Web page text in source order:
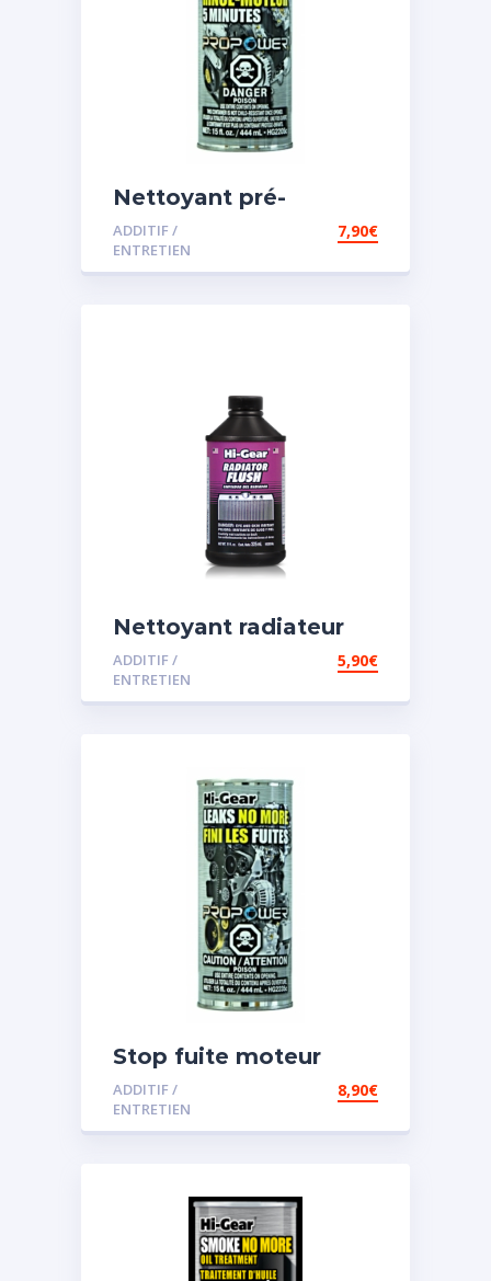
Nettoyant pré-
vidange
ADDITIF /
ENTRETIEN
7,90€
Nettoyant radiateur
ADDITIF /
ENTRETIEN
5,90€
Stop fuite moteur
ADDITIF /
ENTRETIEN
8,90€